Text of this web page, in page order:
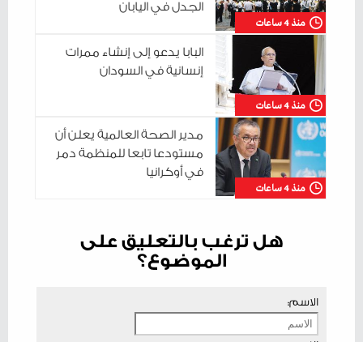
منذ 4 ساعات
الجدل في اليابان
منذ 4 ساعات
البابا يدعو إلى إنشاء ممرات
إنسانية في السودان
منذ 4 ساعات
مدير الصحة العالمية يعلن أن
مستودعا تابعا للمنظمة دمر
في أوكرانيا
هل ترغب بالتعليق على
الموضوع؟
الاسم: